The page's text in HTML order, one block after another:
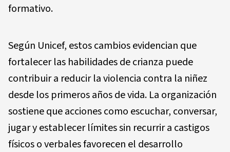
formativo.
Según Unicef, estos cambios evidencian que
fortalecer las habilidades de crianza puede
contribuir a reducir la violencia contra la niñez
desde los primeros años de vida. La organización
sostiene que acciones como escuchar, conversar,
jugar y establecer límites sin recurrir a castigos
físicos o verbales favorecen el desarrollo